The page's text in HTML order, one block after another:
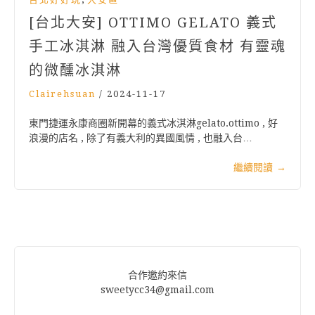
[台北大安] OTTIMO GELATO 義式
手工冰淇淋 融入台灣優質食材 有靈魂
的微醺冰淇淋
Clairehsuan / 2024-11-17
東門捷運永康商圈新開幕的義式冰淇淋gelato.ottimo , 好
浪漫的店名 , 除了有義大利的異國風情 , 也融入台…
繼續閱讀 →
合作邀約來信
sweetycc34@gmail.com